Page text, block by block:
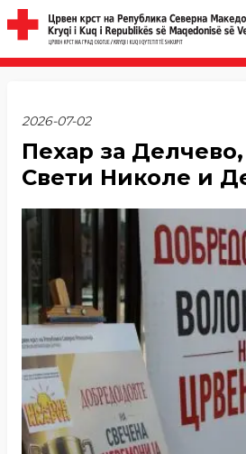
2026-07-02
Пехар за
Свети Николе и